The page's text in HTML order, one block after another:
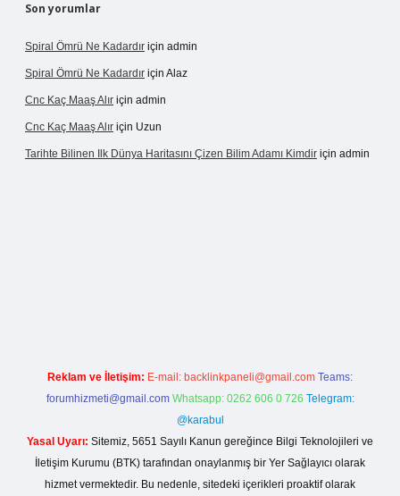
Son yorumlar
Spiral Ömrü Ne Kadardır için admin
Spiral Ömrü Ne Kadardır için Alaz
Cnc Kaç Maaş Alır için admin
Cnc Kaç Maaş Alır için Uzun
Tarihte Bilinen Ilk Dünya Haritasını Çizen Bilim Adamı Kimdir için admin
Reklam ve İletişim: E-mail: backlinkpaneli@gmail.com Teams:
forumhizmeti@gmail.com Whatsapp: 0262 606 0 726 Telegram:
@karabul
Yasal Uyarı: Sitemiz, 5651 Sayılı Kanun gereğince Bilgi Teknolojileri ve
İletişim Kurumu (BTK) tarafından onaylanmış bir Yer Sağlayıcı olarak
hizmet vermektedir. Bu nedenle, sitedeki içerikleri proaktif olarak